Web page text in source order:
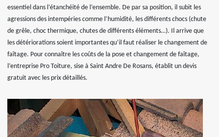
essentiel dans l’étanchéité de l’ensemble. De par sa position, il subit les
agressions des intempéries comme l’humidité, les différents chocs (chute
de grêle, choc thermique, chutes de différents éléments…). Il arrive que
les détériorations soient importantes qu’il faut réaliser le changement de
faîtage. Pour connaître les coûts de la pose et changement de faîtage,
l’entreprise Pro Toiture, sise à Saint Andre De Rosans, établit un devis
gratuit avec les prix détaillés.